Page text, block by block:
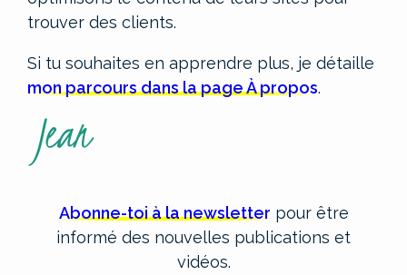
trouver des clients.
Si tu souhaites en apprendre plus, je détaille
mon parcours dans la page À propos.
Abonne-toi à la newsletter pour être
informé des nouvelles publications et
vidéos.